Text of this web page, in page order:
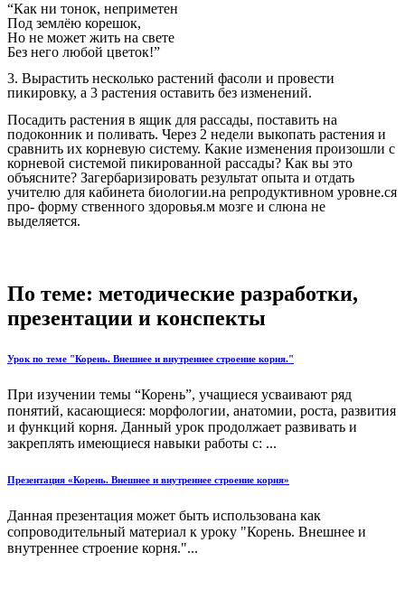
“Как ни тонок, неприметен
Под землёю корешок,
Но не может жить на свете
Без него любой цветок!”
3. Вырастить несколько растений фасоли и провести
пикировку, а 3 растения оставить без изменений.
Посадить растения в ящик для рассады, поставить на
подоконник и поливать. Через 2 недели выкопать растения и
сравнить их корневую систему. Какие изменения произошли с
корневой системой пикированной рассады? Как вы это
объясните? Загербаризировать результат опыта и отдать
учителю для кабинета биологии.на репродуктивном уровне.ся
про- форму ственного здоровья.м мозге и слюна не
выделяется.
По теме: методические разработки,
презентации и конспекты
Урок по теме "Корень. Внешнее и внутреннее строение корня."
При изучении темы “Корень”, учащиеся усваивают ряд
понятий, касающиеся: морфологии, анатомии, роста, развития
и функций корня. Данный урок продолжает развивать и
закреплять имеющиеся навыки работы с: ...
Презентация «Корень. Внешнее и внутреннее строение корня»
Данная презентация может быть использована как
сопроводительный материал к уроку "Корень. Внешнее и
внутреннее строение корня."...